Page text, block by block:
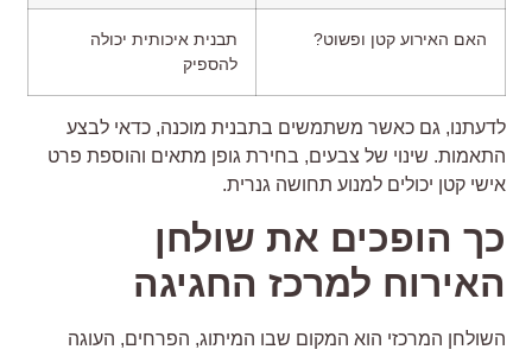
האם האירוע קטן ופשוט?
תבנית איכותית יכולה
להספיק
לדעתנו, גם כאשר משתמשים בתבנית מוכנה, כדאי לבצע
התאמות. שינוי של צבעים, בחירת גופן מתאים והוספת פרט
אישי קטן יכולים למנוע תחושה גנרית.
כך הופכים את שולחן
האירוח למרכז החגיגה
השולחן המרכזי הוא המקום שבו המיתוג, הפרחים, העוגה